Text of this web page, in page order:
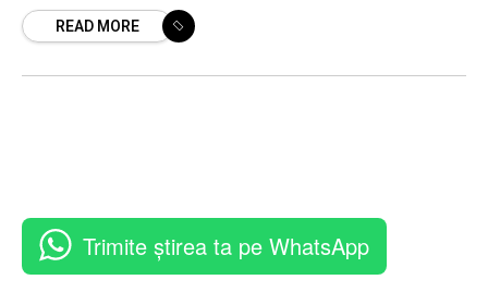
acoperișurile și
READ MORE
Trimite știrea ta pe WhatsApp